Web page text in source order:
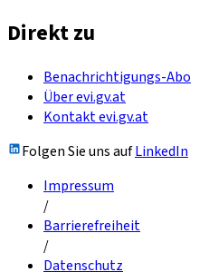
Direkt zu
Benachrichtigungs-Abo
Über evi.gv.at
Kontakt evi.gv.at
Folgen Sie uns aufLinkedIn
Impressum
/
Barrierefreiheit
/
Datenschutz